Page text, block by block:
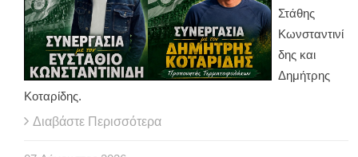
Στάθης
Κωνσταντινί
δης και
Δημήτρης
Κοταρίδης.
Διαβάστε Περισσότερα